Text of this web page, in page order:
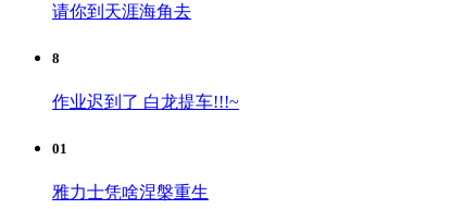
请你到天涯海角去
8
作业迟到了 白龙提车!!!~
01
雅力士凭啥涅槃重生